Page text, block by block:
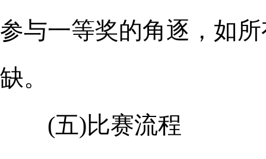
参与一等奖的角逐，如
缺。
(五)比赛流程